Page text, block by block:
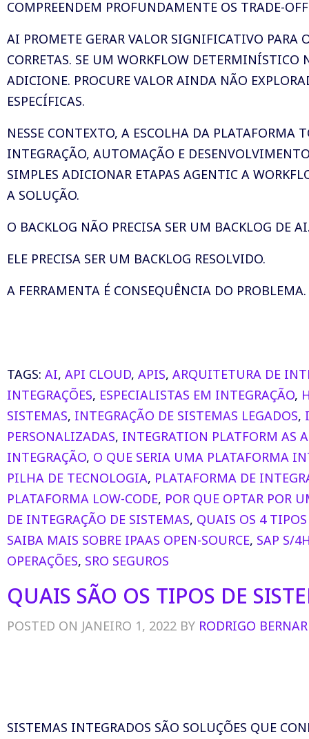
COMPREENDEM PROFUNDAMENTE OS TRADE-
AI PROMETE GERAR VALOR SIGNIFICATIVO PARA
CORRETAS. SE UM WORKFLOW
ADICIONE. PROCURE VALOR AINDA NÃO
ESPECÍFICAS.
NESSE CONTEXTO, A ESCOLHA DA PLATAFORMA
INTEGRAÇÃO, AUTOMAÇÃO E
SIMPLES ADICIONAR ETAPAS AGENTIC A
A SOLUÇÃO.
O BACKLOG NÃO PRECISA SER UM BACKLOG DE
ELE PRECISA SER UM BACKLOG RESOLVIDO.
A FERRAMENTA É CONSEQUÊNCIA DO
TAGS: AI, API CLOUD, APIS, ARQUITETURA DE
INTEGRAÇÕES, ESPECIALISTAS EM INTEGRAÇÃO,
SISTEMAS, INTEGRAÇÃO DE SISTEMAS LEGADOS,
PERSONALIZADAS, INTEGRATION PLATFORM AS A
INTEGRAÇÃO, O QUE SERIA UMA PLATAFORMA
PILHA DE TECNOLOGIA, PLATAFORMA DE
PLATAFORMA LOW-CODE, POR QUE OPTAR POR
DE INTEGRAÇÃO DE SISTEMAS, QUAIS OS 4
SAIBA MAIS SOBRE IPAAS OPEN-SOURCE, SAP S/
OPERAÇÕES, SRO SEGUROS
QUAIS SÃO OS TIPOS DE
POSTED ON JANEIRO 1, 2022 BY RODRIGO
SISTEMAS INTEGRADOS SÃO SOLUÇÕES QUE